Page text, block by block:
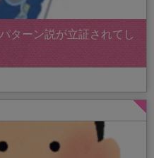
ターン説が立証されてし